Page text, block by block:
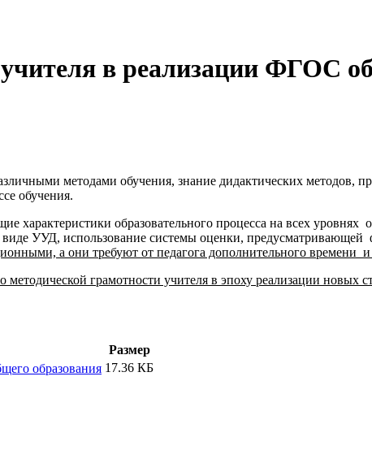
в реализации ФГОС
методами обучения, знание дидактических методов,
обучения.
образовательного процесса на всех уровнях
виде УУД, использование системы оценки,
а они требуют от педагога дополнительного времени
методической грамотности учителя в эпоху реализации новых
Размер
образования 17.36 КБ